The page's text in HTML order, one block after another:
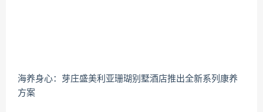
海养身心：芽庄盛美利亚珊瑚别墅酒店推出全新系列康养
方案